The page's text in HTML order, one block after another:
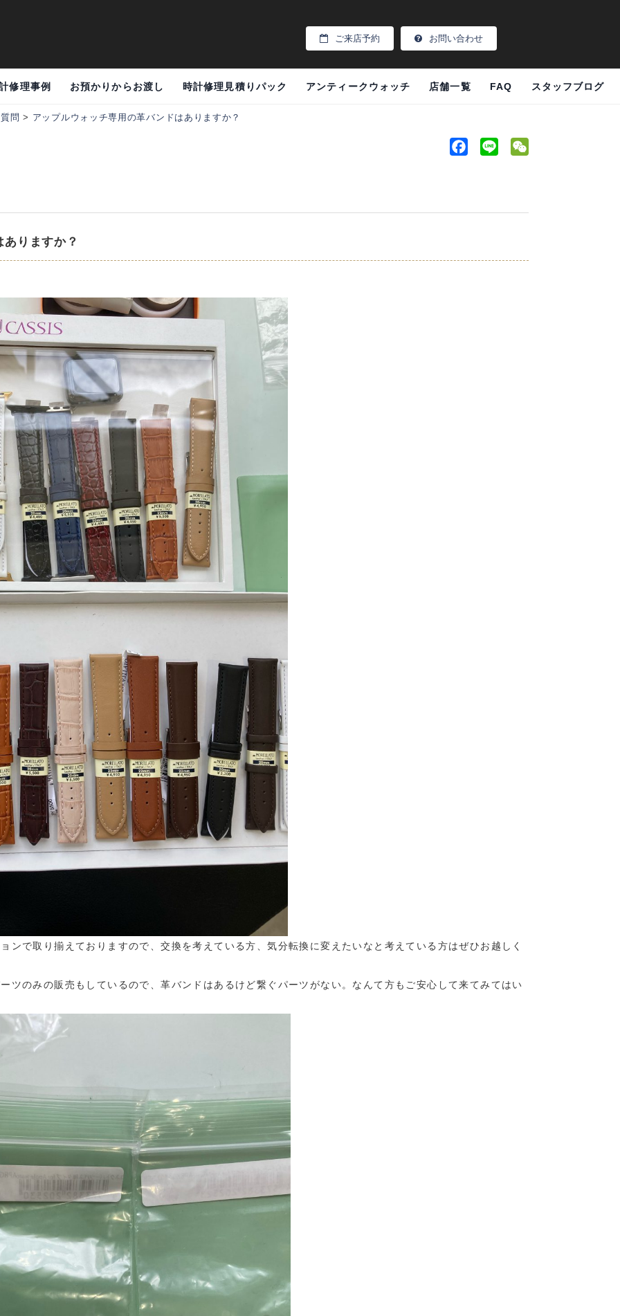
ご来店予約 お問い合わせ
修理事例 お預かりからお渡し 時計修理見積りパック アンティークウォッチ 店舗一覧 FAQ スタッフブログ
問 > アップルウォッチ専用の革バンドはありますか？
りますか？
ンで取り揃えておりますので、交換を考えている方、気分転換に変えたいなと考えている方はぜひお越しく
ツのみの販売もしているので、革バンドはあるけど繋ぐパーツがない。なんて方もご安心して来てみてはい